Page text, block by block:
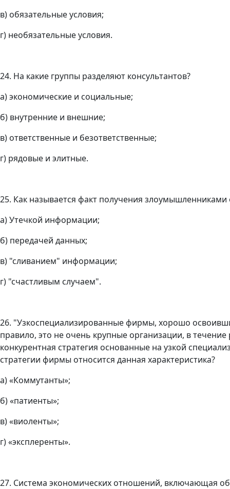
в) обязательные условия;
г) необязательные условия.
24. На какие группы разделяют консультантов?
а) экономические и социальные;
б) внутренние и внешние;
в) ответственные и безответственные;
г) рядовые и элитные.
25. Как называется факт получения
а) Утечкой информации;
б) передачей данных;
в) "сливанием" информации;
г) "счастливым случаем".
26. "Узкоспециализированные фирмы, хорошо
правило, это не очень крупные организации, в
конкурентная стратегия основанные на узкой
стратегии фирмы относится данная характеристика?
а) «Коммутанты»;
б) «патиенты»;
в) «виоленты»;
г) «эксплеренты».
27. Система экономических отношений, включающая